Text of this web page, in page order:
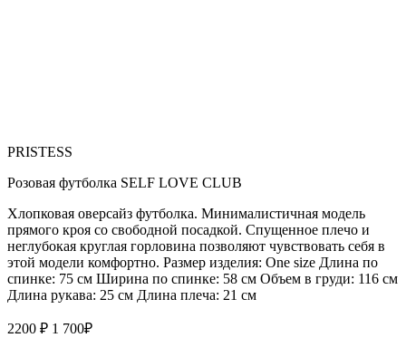
PRISTESS
Розовая футболка SELF LOVE CLUB
Хлопковая оверсайз футболка. Минималистичная модель
прямого кроя со свободной посадкой. Спущенное плечо и
неглубокая круглая горловина позволяют чувствовать себя в
этой модели комфортно. Размер изделия: One size Длина по
спинке: 75 см Ширина по спинке: 58 см Объем в груди: 116 см
Длина рукава: 25 см Длина плеча: 21 см
2200 ₽ 1 700₽